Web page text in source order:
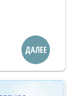
ДАЛЕЕ